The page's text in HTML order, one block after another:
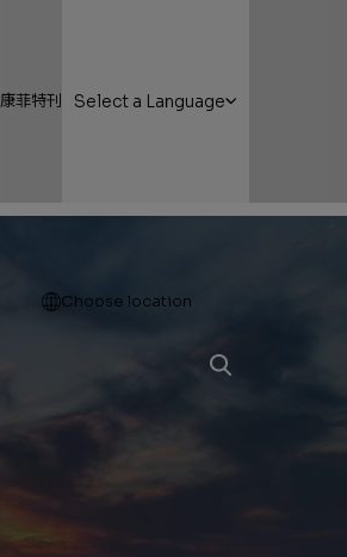
康菲特刊 Select a Language
Choose location